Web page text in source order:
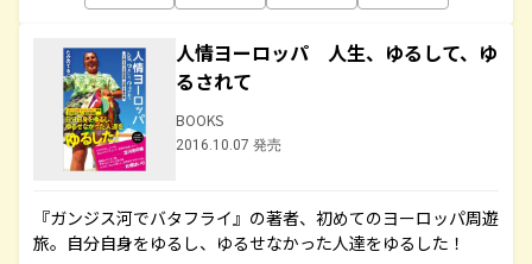
人情ヨーロッパ 人生、ゆるして、ゆ
るされて
BOOKS
2016.10.07 発売
『ガンジス河でバタフライ』の著者、初めてのヨーロッパ周遊
旅。自分自身をゆるし、ゆるせなかった人達をゆるした！